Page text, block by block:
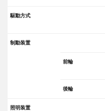
駆動方式
制動装置
前輪
後輪
照明装置